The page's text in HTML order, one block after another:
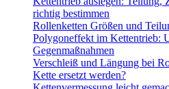
richtig bestimmen
Rollenketten Größen und
Polygoneffekt im Kettentrieb:
Gegenmaßnahmen
Verschleiß und Längung bei
Kette ersetzt werden?